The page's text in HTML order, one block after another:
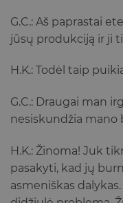
G.C.: Aš paprastai
jūsų produkciją ir ji
H.K.: Todėl taip
G.C.: Draugai man
nesiskundžia mano
H.K.: Žinoma! Juk
pasakyti, kad jų
asmeniškas